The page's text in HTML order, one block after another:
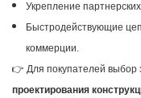
Укрепление
Быстродействующие
коммерции.
👉 Для покупателей выбор
проектирования